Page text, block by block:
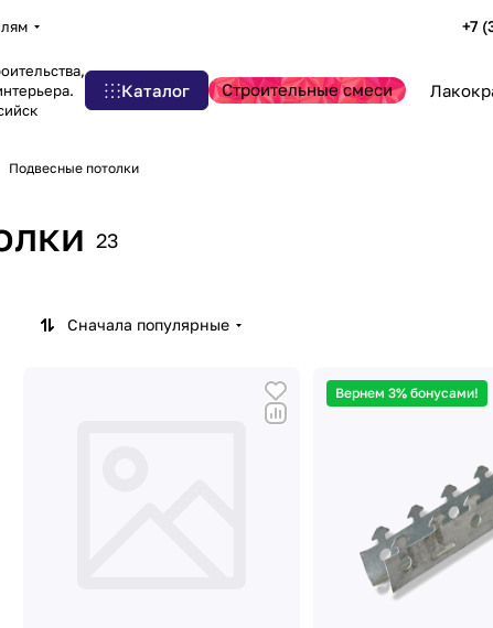
+7
Каталог Строительные смеси
Подвесные потолки
23
Сначала популярные
Вернем 3% бонусами!